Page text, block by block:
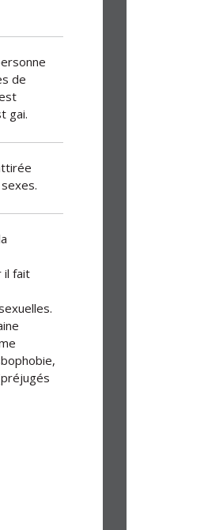
de
gai.
il fait